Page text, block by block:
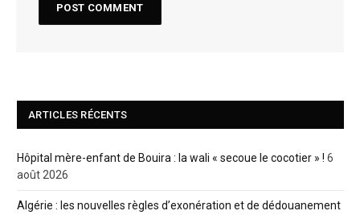
ARTICLES RÉCENTS
Hôpital mère-enfant de Bouira : la wali « secoue le cocotier » ! 6
août 2026
Algérie : les nouvelles règles d’exonération et de dédouanement